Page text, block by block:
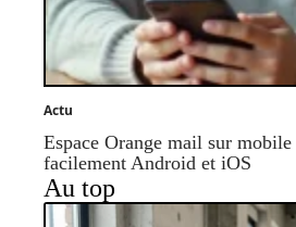
Actu
Espace Orange mail sur
facilement Android et iOS
Au top